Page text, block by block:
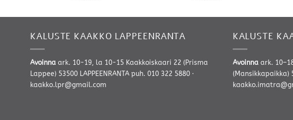
KALUSTE KAAKKO LAPPEENRANTA
Avoinna ark. 10-19, la 10-15 Kaakkoiskaari 22 (Prisma
Lappee) 53500 LAPPEENRANTA puh. 010 322 5880 ·
kaakko.lpr@gmail.com
KALUSTE
Avoinnaark.
(Mansikkapaikka)